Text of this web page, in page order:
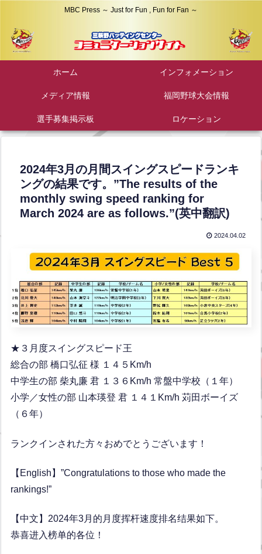
MBC Press ～ Just for Fun , Fun for Fan ～
ホーム インフォメーション
メディア情報 福岡野球大会情報
選手募集掲示板 ロケーション
2024年3月の月間スイングスピードランキ
ングの結果です。”The results of the
monthly swing speed ranking for
March 2024 are as follows.”(英中翻訳)
2024.04.02
★３月度スイングスピード王
総合の部 橋口弘征 様 １４５Km/h
中学生の部 柴丸廉 君 １３６Km/h 常盤中学校（１年）
小学／女性の部 山本瑛登 君 １４１Km/h 苅田ボーイズ
（６年）
ランクインされた方々おめでとうございます！
【English】”Congratulations to those who made the
rankings!”
【中文】2024年3月的月度挥杆速度排名结果如下。
恭喜进入榜单的各位！